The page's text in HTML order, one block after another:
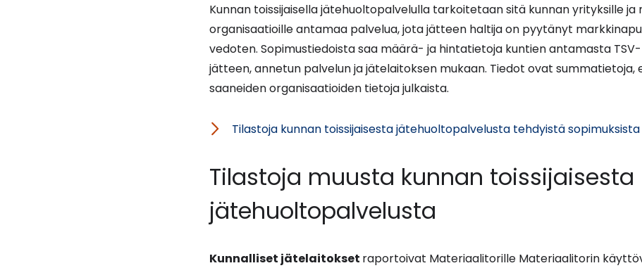
Kunnan toissijaisella jätehuoltopalvelulla tarkoitetaan sitä kunnan yrityksille ja
organisaatioille antamaa palvelua, jota jätteen haltija on pyytänyt
vedoten. Sopimustiedoista saa määrä- ja hintatietoja kuntien antamasta
jätteen, annetun palvelun ja jätelaitoksen mukaan. Tiedot ovat summatietoja,
saaneiden organisaatioiden tietoja julkaista.
Tilastoja kunnan toissijaisesta jätehuoltopalvelusta tehdyistä sopimuksista
Tilastoja muusta kunnan toissijaisesta
jätehuoltopalvelusta
Kunnalliset jätelaitokset raportoivat Materiaalitorille Materiaalitorin